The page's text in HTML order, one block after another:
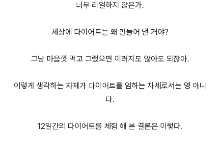
너무 리얼하지 않은가.
세상에 다이어트는 왜 만들어 낸 거야?
그냥 마음껏 먹고 그랬으면 이러지도 않아도 되잖아.
이렇게 생각하는 자체가 다이어트를 임하는 자세로서는 영 아니
다.
12일간의 다이어트를 체험 해 본 결론은 이렇다.